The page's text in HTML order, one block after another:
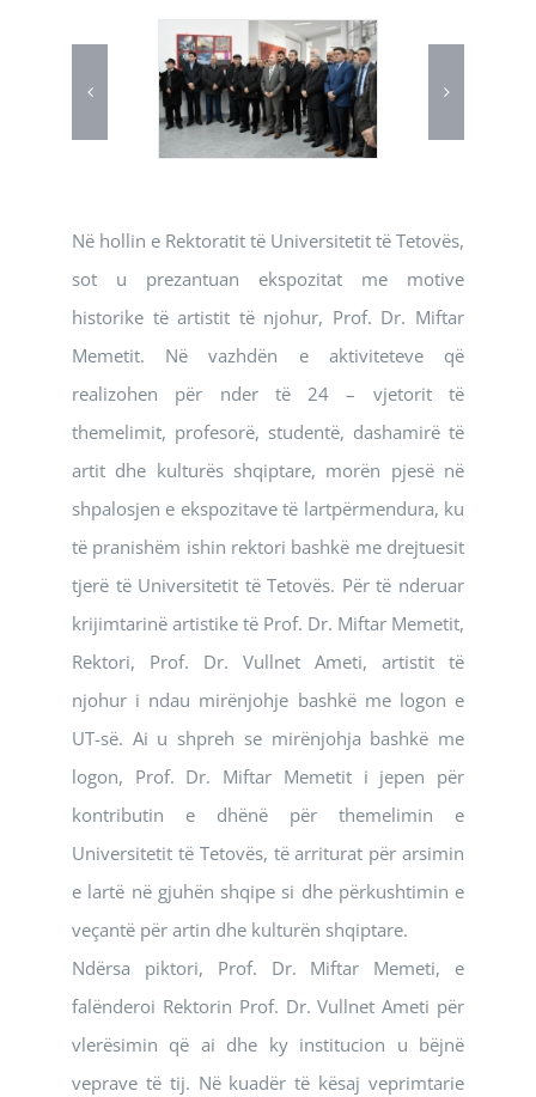
Në hollin e Rektoratit të Universitetit të Tetovës,
sot u prezantuan ekspozitat me motive
historike të artistit të njohur, Prof. Dr. Miftar
Memetit. Në vazhdën e aktiviteteve që
realizohen për nder të 24 – vjetorit të
themelimit, profesorë, studentë, dashamirë të
artit dhe kulturës shqiptare, morën pjesë në
shpalosjen e ekspozitave të lartpërmendura, ku
të pranishëm ishin rektori bashkë me drejtuesit
tjerë të Universitetit të Tetovës. Për të nderuar
krijimtarinë artistike të Prof. Dr. Miftar Memetit,
Rektori, Prof. Dr. Vullnet Ameti, artistit të
njohur i ndau mirënjohje bashkë me logon e
UT-së. Ai u shpreh se mirënjohja bashkë me
logon, Prof. Dr. Miftar Memetit i jepen për
kontributin e dhënë për themelimin e
Universitetit të Tetovës, të arriturat për arsimin
e lartë në gjuhën shqipe si dhe përkushtimin e
veçantë për artin dhe kulturën shqiptare.
Ndërsa piktori, Prof. Dr. Miftar Memeti, e
falënderoi Rektorin Prof. Dr. Vullnet Ameti për
vlerësimin që ai dhe ky institucion u bëjnë
veprave të tij. Në kuadër të kësaj veprimtarie